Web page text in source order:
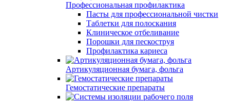
Профессиональная профилактика
Пасты для профессиональной чистки
Таблетки для полоскания
Клиническое отбеливание
Порошки для пескоструя
Профилактика кариеса
Артикуляционная бумага, фольга
Гемостатические препараты